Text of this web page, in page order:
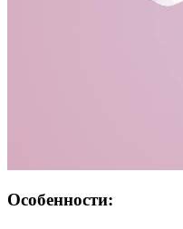
Особенности: